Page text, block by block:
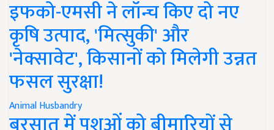
इफको-एमसी ने लॉन्च किए दो नए
कृषि उत्पाद, 'मित्सुकी' और
'नेक्सावेट', किसानों को मिलेगी उन्नत
फसल सुरक्षा!
Animal Husbandry